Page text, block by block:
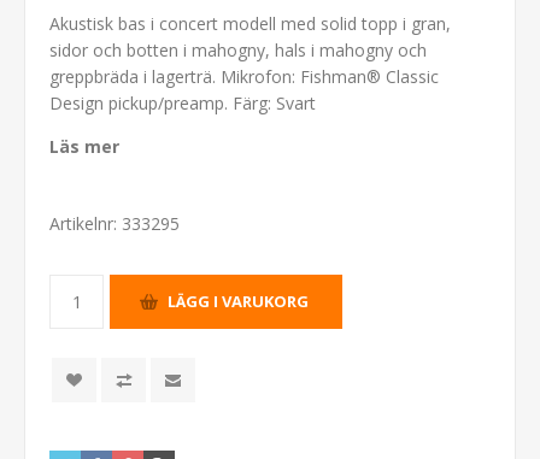
Akustisk bas i concert modell med solid topp i gran,
sidor och botten i mahogny, hals i mahogny och
greppbräda i lagerträ. Mikrofon: Fishman® Classic
Design pickup/preamp. Färg: Svart
Läs mer
Artikelnr: 333295